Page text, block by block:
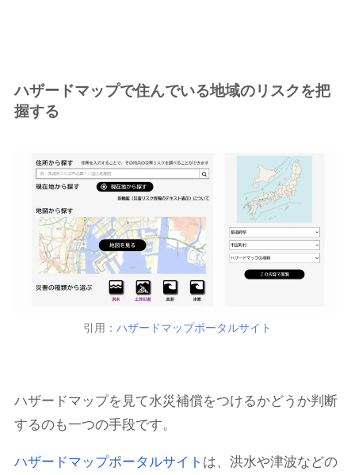
ハザードマップで住んでいる地域のリスクを把
握する
引用： ハザードマップポータルサイト
ハザードマップを見て水災補償をつけるかどうか判断
するのも一つの手段です。
ハザードマップポータルサイト は、洪水や津波などの